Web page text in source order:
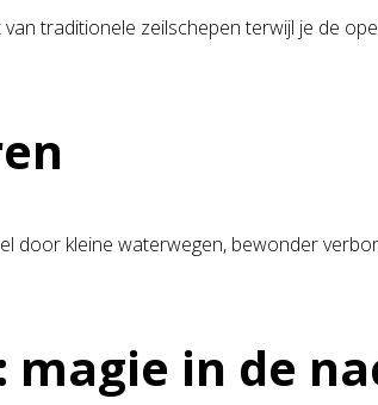
traditionele zeilschepen terwijl je de
door kleine waterwegen, bewonder
in de